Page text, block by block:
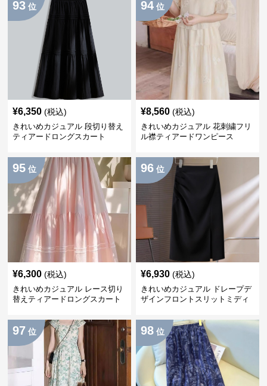
93 位
¥6,350 (税込)
きれいめカジュアル 段切り替え
ティアードロングスカート
94 位
¥8,560 (税込)
きれいめカジュアル 花刺繍フリ
ル襟ティアードワンピース
95 位
¥6,300 (税込)
きれいめカジュアル レース切り
替えティアードロングスカート
96 位
¥6,930 (税込)
きれいめカジュアル ドレープデ
ザインフロントスリットミディ
97 位 98 位